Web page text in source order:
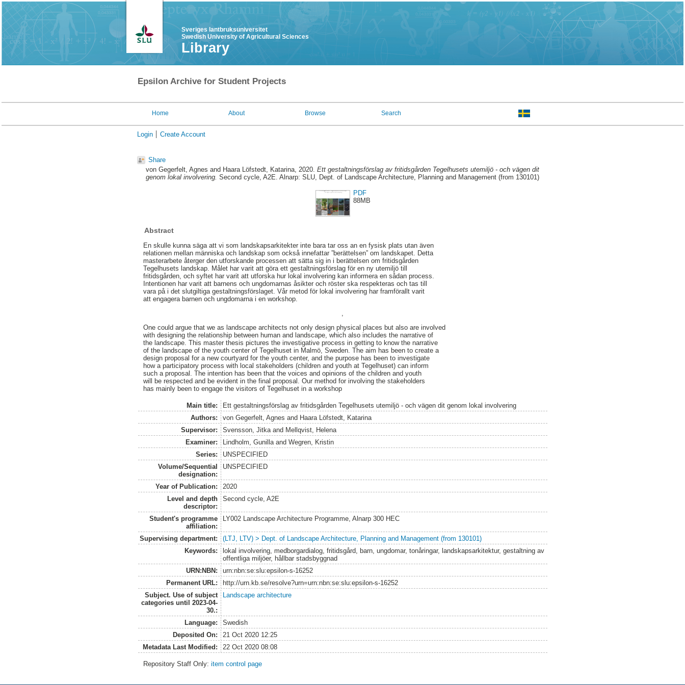
Sveriges lantbruksuniversitet
Swedish University of Agricultural Sciences
Library
Epsilon Archive for Student Projects
Home About Browse Search
Login Create Account
Share
von Gegerfelt, Agnes and Haara Löfstedt, Katarina, 2020. Ett gestaltningsförslag av fritidsgården Tegelhusets utemiljö - och vägen dit
genom lokal involvering. Second cycle, A2E. Alnarp: SLU, Dept. of Landscape Architecture, Planning and Management (from 130101)
PDF
88MB
Abstract
En skulle kunna säga att vi som landskapsarkitekter inte bara tar oss an en fysisk plats utan även
relationen mellan människa och landskap som också innefattar ”berättelsen” om landskapet. Detta
masterarbete återger den utforskande processen att sätta sig in i berättelsen om fritidsgården
Tegelhusets landskap. Målet har varit att göra ett gestaltningsförslag för en ny utemiljö till
fritidsgården, och syftet har varit att utforska hur lokal involvering kan informera en sådan process.
Intentionen har varit att barnens och ungdomarnas åsikter och röster ska respekteras och tas till
vara på i det slutgiltiga gestaltningsförslaget. Vår metod för lokal involvering har framförallt varit
att engagera barnen och ungdomarna i en workshop.
One could argue that we as landscape architects not only design physical places but also are involved
with designing the relationship between human and landscape, which also includes the narrative of
the landscape. This master thesis pictures the investigative process in getting to know the narrative
of the landscape of the youth center of Tegelhuset in Malmö, Sweden. The aim has been to create a
design proposal for a new courtyard for the youth center, and the purpose has been to investigate
how a participatory process with local stakeholders (children and youth at Tegelhuset) can inform
such a proposal. The intention has been that the voices and opinions of the children and youth
will be respected and be evident in the final proposal. Our method for involving the stakeholders
has mainly been to engage the visitors of Tegelhuset in a workshop
Main title:
Ett gestaltningsförslag av fritidsgården Tegelhusets utemiljö - och vägen dit genom lokal involvering
Authors:
von Gegerfelt, Agnes and Haara Löfstedt, Katarina
Supervisor:
Svensson, Jitkaand Mellqvist, Helena
Examiner:
Lindholm, Gunillaand Wegren, Kristin
Series:
UNSPECIFIED
Volume/Sequential
designation:
UNSPECIFIED
Year of Publication:
2020
Level and depth
descriptor:
Second cycle, A2E
Student's programme
affiliation:
LY002 Landscape Architecture Programme, Alnarp 300 HEC
Supervising department:
(LTJ, LTV) > Dept. of Landscape Architecture, Planning and Management (from 130101)
Keywords:
lokal involvering, medborgardialog, fritidsgård, barn, ungdomar, tonåringar, landskapsarkitektur, gestaltning av
offentliga miljöer, hållbar stadsbyggnad
URN:NBN:
urn:nbn:se:slu:epsilon-s-16252
Permanent URL:
http://urn.kb.se/resolve?urn=urn:nbn:se:slu:epsilon-s-16252
Subject. Use of subject
categories until 2023-04-
30.:
Landscape architecture
Language:
Swedish
Deposited On:
21 Oct 2020 12:25
Metadata Last Modified:
22 Oct 2020 08:08
Repository Staff Only:item control page